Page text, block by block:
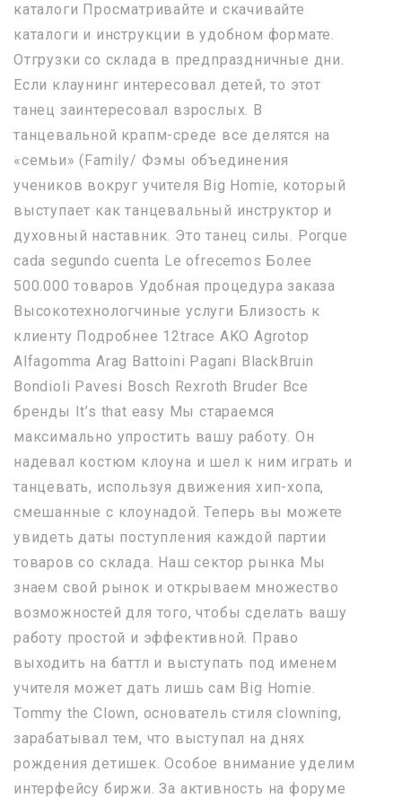
каталоги Просматривайте и скачивайте
каталоги и инструкции в удобном формате.
Отгрузки со склада в предпраздничные дни.
Если клаунинг интересовал детей, то этот
танец заинтересовал взрослых. В
танцевальной крапм-среде все делятся на
«семьи» (Family/ Фэмы объединения
учеников вокруг учителя Big Homie, который
выступает как танцевальный инструктор и
духовный наставник. Это танец силы. Porque
cada segundo cuenta Le ofrecemos Более
500.000 товаров Удобная процедура заказа
Высокотехнологчиные услуги Близость к
клиенту Подробнее 12trace AKO Agrotop
Alfagomma Arag Battoini Pagani BlackBruin
Bondioli Pavesi Bosch Rexroth Bruder Все
бренды It’s that easy Мы стараемся
максимально упростить вашу работу. Он
надевал костюм клоуна и шел к ним играть и
танцевать, используя движения хип-хопа,
смешанные с клоунадой. Теперь вы можете
увидеть даты поступления каждой партии
товаров со склада. Наш сектор рынка Мы
знаем свой рынок и открываем множество
возможностей для того, чтобы сделать вашу
работу простой и эффективной. Право
выходить на баттл и выступать под именем
учителя может дать лишь сам Big Homie.
Tommy the Clown, основатель стиля clowning,
зарабатывал тем, что выступал на днях
рождения детишек. Особое внимание уделим
интерфейсу биржи. За активность на форуме